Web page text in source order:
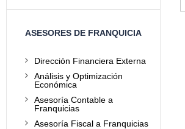
ASESORES DE FRANQUICIA
Dirección Financiera Externa
Análisis y Optimización
Económica
Asesoría Contable a
Franquicias
Asesoría Fiscal a Franquicias